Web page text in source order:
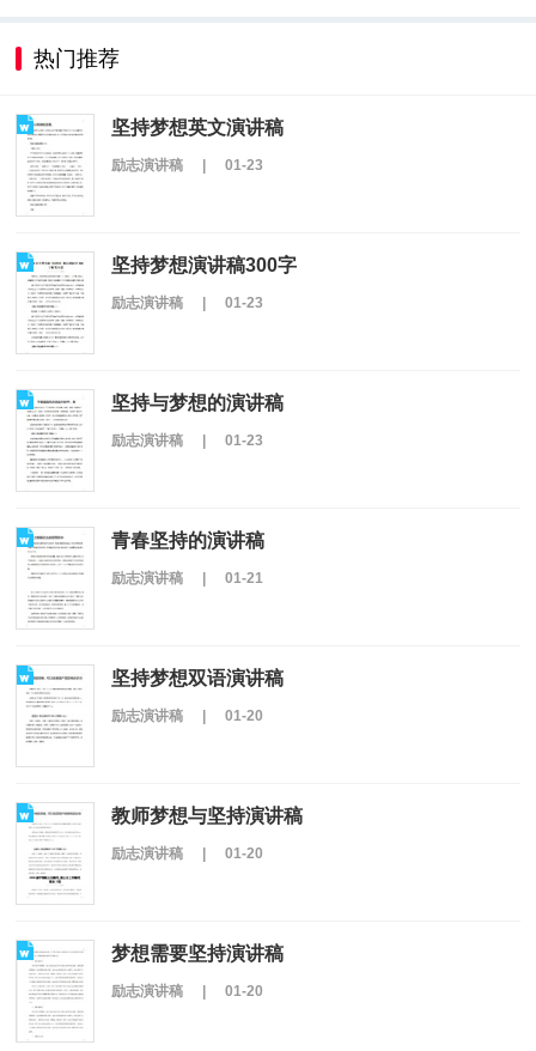
热门推荐
坚持梦想英文演讲稿
励志演讲稿 | 01-23
坚持梦想演讲稿300字
励志演讲稿 | 01-23
坚持与梦想的演讲稿
励志演讲稿 | 01-23
青春坚持的演讲稿
励志演讲稿 | 01-21
坚持梦想双语演讲稿
励志演讲稿 | 01-20
教师梦想与坚持演讲稿
励志演讲稿 | 01-20
梦想需要坚持演讲稿
励志演讲稿 | 01-20